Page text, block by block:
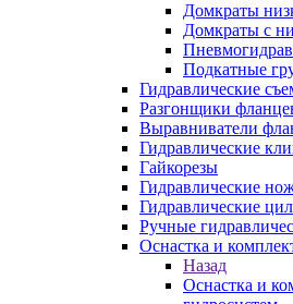
Домкраты
Домкраты с
Подкатные
Гидравлические
Разгонщики
Выравниватели
Гидравлические
Гайкорезы
Гидравлические
Гидравлические
Ручные
Оснастка и
Назад
Оснастка и